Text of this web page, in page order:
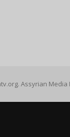
Assyrian Media